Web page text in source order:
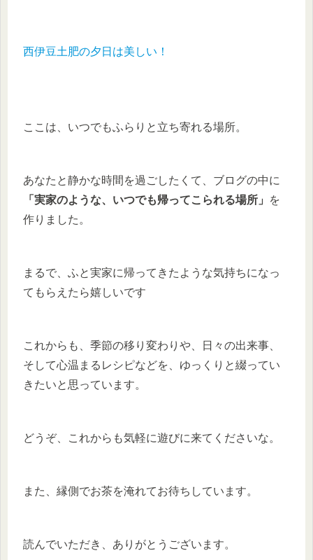
西伊豆土肥の夕日は美しい！
ここは、いつでもふらりと立ち寄れる場所。
あなたと静かな時間を過ごしたくて、ブログの中に
「実家のような、いつでも帰ってこられる場所」
を
作りました。
まるで、ふと実家に帰ってきたような気持ちになっ
てもらえたら嬉しいです
これからも、季節の移り変わりや、日々の出来事、
そして心温まるレシピなどを、ゆっくりと綴ってい
きたいと思っています。
どうぞ、これからも気軽に遊びに来てくださいな。
また、縁側でお茶を淹れてお待ちしています。
読んでいただき、ありがとうございます。